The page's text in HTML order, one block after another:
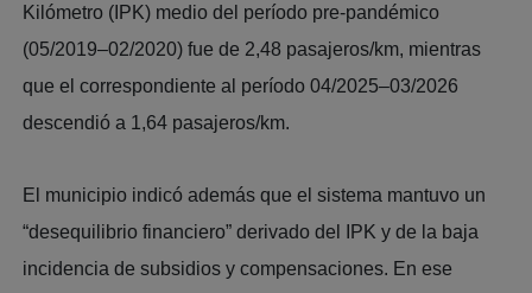
Kilómetro (IPK) medio del período pre-pandémico
(05/2019–02/2020) fue de 2,48 pasajeros/km, mientras
que el correspondiente al período 04/2025–03/2026
descendió a 1,64 pasajeros/km.
El municipio indicó además que el sistema mantuvo un
“desequilibrio financiero” derivado del IPK y de la baja
incidencia de subsidios y compensaciones. En ese